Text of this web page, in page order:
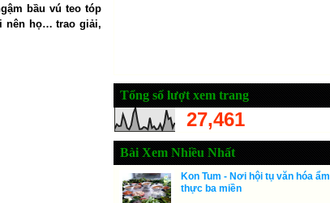
bầu vú teo tóp
nên họ… trao giải,
Tổng số lượt xem trang
27,461
Bài Xem Nhiều Nhất
Kon Tum - Nơi hội tụ văn hóa ẩm
thực ba miền